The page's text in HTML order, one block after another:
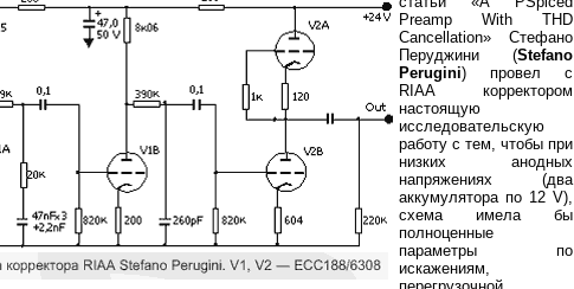
Preamp With THD
Cancellation» Стефано
Перуджини (Stefano
Perugini) провел с
RIAA корректором
настоящую
исследовательскую
работу с тем, чтобы при
низких анодных
напряжениях (два
аккумулятора по 12 V),
схема имела бы
полноценные
параметры по
искажениям,